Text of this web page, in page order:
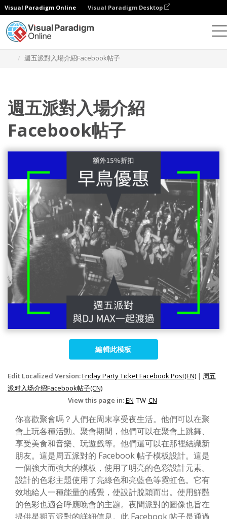
Visual Paradigm Online Visual Paradigm Desktop
週五派對入場介紹Facebook帖子
週五派對入場介紹
Facebook帖子
編輯此模板
Edit Localized Version:Friday Party Ticket Facebook Post(EN) | 周五
派对入场介绍Facebook帖子(CN)
View this page in:EN TW CN
你喜歡聚會嗎？人們在周末享受夜生活。他們可以在聚
會上玩各種活動。聚會期間，他們可以在聚會上跳舞、
享受美食和音樂、玩遊戲等。他們還可以在那裡結識新
朋友。這是周五派對的 Facebook 帖子模板設計。這是
一個強大而強大的模板，使用了明亮的色彩設計元素。
設計的色彩主題使用了亮綠色和亮藍色等霓虹色。它有
效地給人一種能量的感覺，使設計脫穎而出。使用鮮豔
的色彩也適合呼應晚會的主題。夜間派對的圖像也旨在
提供星期五派對的詳細信息。此 Facebook 帖子是通過